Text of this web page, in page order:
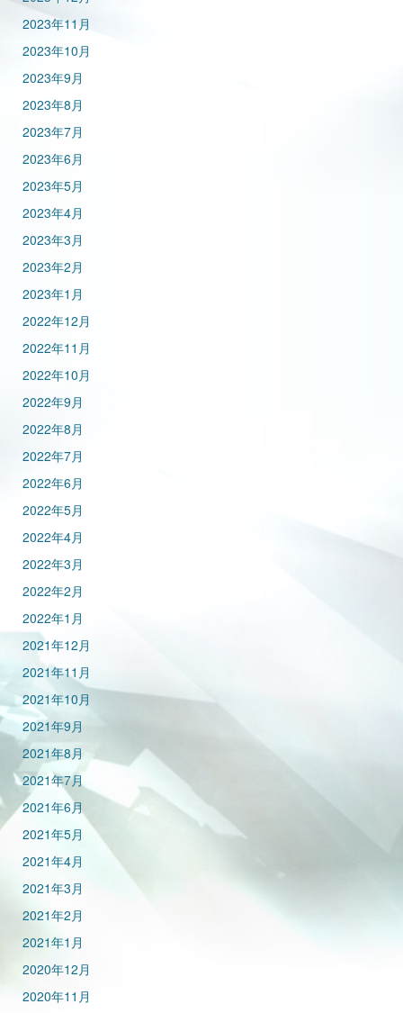
2023年11月
2023年10月
2023年9月
2023年8月
2023年7月
2023年6月
2023年5月
2023年4月
2023年3月
2023年2月
2023年1月
2022年12月
2022年11月
2022年10月
2022年9月
2022年8月
2022年7月
2022年6月
2022年5月
2022年4月
2022年3月
2022年2月
2022年1月
2021年12月
2021年11月
2021年10月
2021年9月
2021年8月
2021年7月
2021年6月
2021年5月
2021年4月
2021年3月
2021年2月
2021年1月
2020年12月
2020年11月